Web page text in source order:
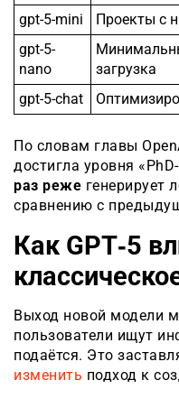
gpt-5-mini
Проекты с
gpt-5-
nano
загрузка
gpt-5-chat
По словам главы
достигла уровня
раз реже
сравнению с
Как GPT‑5
Выход новой модели
пользователи ищут
подаётся. Это
изменить подход к